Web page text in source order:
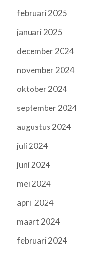
februari 2025
januari 2025
december 2024
november 2024
oktober 2024
september 2024
augustus 2024
juli 2024
juni 2024
mei 2024
april 2024
maart 2024
februari 2024